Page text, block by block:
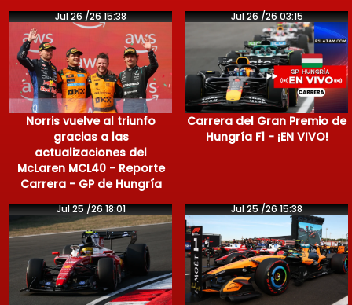
Jul 26 /26 15:38
Norris vuelve al triunfo
gracias a las
actualizaciones del
McLaren MCL40 - Reporte
Carrera - GP de Hungría
Jul 26 /26 03:15
Carrera del Gran Premio de
Hungría F1 - ¡EN VIVO!
Jul 25 /26 18:01 Jul 25 /26 15:38